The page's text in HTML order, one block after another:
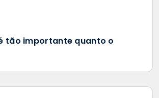
tão importante quanto o